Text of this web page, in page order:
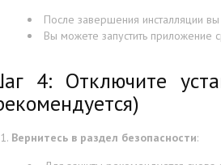
После завершения инсталляции
Вы можете запустить приложение
4: Отключите
Вернитесь в раздел безопасности: